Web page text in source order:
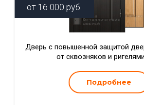
от 16 000 руб.
Дверь с повышенной защитой
от сквозняков и
Подробнее